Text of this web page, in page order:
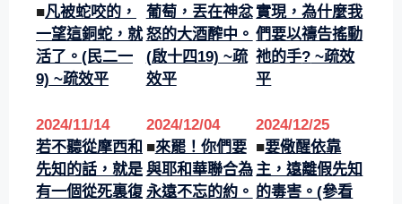
■凡被蛇咬的，
一望這銅蛇，就
活了。(民二一
9) ~疏效平
葡萄，丟在神忿
怒的大酒醡中。
(啟十四19) ~疏
效平
實現，為什麼我
們要以禱告搖動
祂的手? ~疏效
平
2024/11/14
若不聽從摩西和
先知的話，就是
有一個從死裏復
2024/12/04
■來罷！你們要
與耶和華聯合為
永遠不忘的約。
2024/12/25
■要儆醒依靠
主，遠離假先知
的毒害。(參看